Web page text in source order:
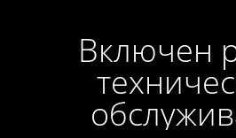
Включен